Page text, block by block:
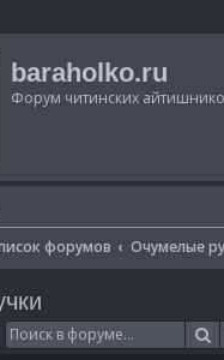
baraholko.ru
Форум читинских
форумов Очумелые